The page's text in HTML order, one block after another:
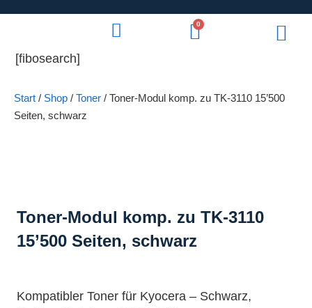
0
[fibosearch]
Start / Shop / Toner / Toner-Modul komp. zu TK-3110 15’500
Seiten, schwarz
Toner-Modul komp. zu TK-3110
15’500 Seiten, schwarz
Kompatibler Toner für Kyocera – Schwarz,